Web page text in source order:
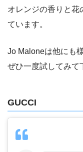
オレンジの香りと花
ています。
Jo Maloneは他にも
ぜひ一度試してみて
GUCCI